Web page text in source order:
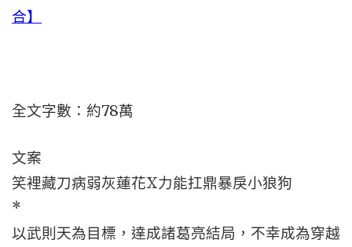
合】
全文字數：約78萬
文案
笑裡藏刀病弱灰蓮花X力能扛鼎暴戾小狼狗
*
以武則天為目標，達成諸葛亮結局，不幸成為穿越